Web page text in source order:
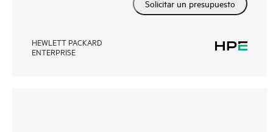
Solicitar un presupuesto
HEWLETT PACKARD
ENTERPRISE